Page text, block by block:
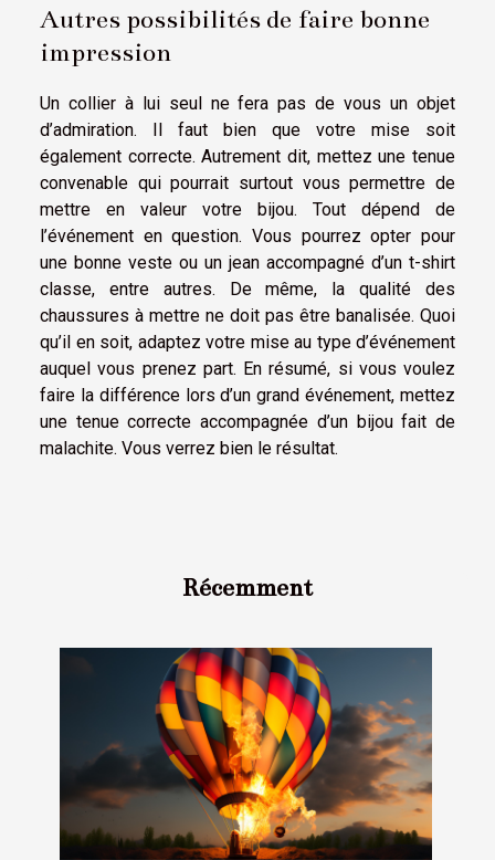
Autres possibilités de faire bonne
impression
Un collier à lui seul ne fera pas de vous un objet
d’admiration. Il faut bien que votre mise soit
également correcte. Autrement dit, mettez une tenue
convenable qui pourrait surtout vous permettre de
mettre en valeur votre bijou. Tout dépend de
l’événement en question. Vous pourrez opter pour
une bonne veste ou un jean accompagné d’un t-shirt
classe, entre autres. De même, la qualité des
chaussures à mettre ne doit pas être banalisée. Quoi
qu’il en soit, adaptez votre mise au type d’événement
auquel vous prenez part. En résumé, si vous voulez
faire la différence lors d’un grand événement, mettez
une tenue correcte accompagnée d’un bijou fait de
malachite. Vous verrez bien le résultat.
Récemment